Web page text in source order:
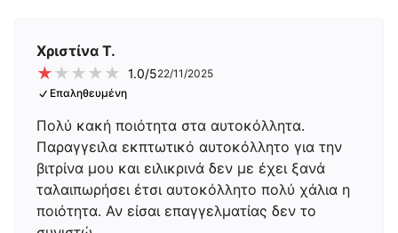
Χριστίνα Τ.
★★ ★ ★ ★ 1.0/522/11/2025
Επαληθευμένη
Πολύ κακή ποιότητα στα αυτοκόλλητα.
Παραγγειλα εκπτωτικό αυτοκόλλητο για την
βιτρίνα μου και ειλικρινά δεν με έχει ξανά
ταλαιπωρήσει έτσι αυτοκόλλητο πολύ χάλια η
ποιότητα. Αν είσαι επαγγελματίας δεν το